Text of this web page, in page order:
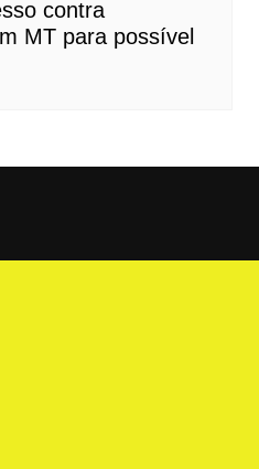
contra
MT para possível